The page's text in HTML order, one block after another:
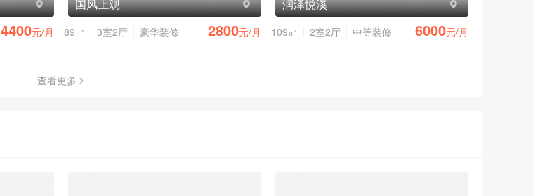
4400元/月
国风上观
89㎡ 3室2厅 豪华装修 2800元/月
润泽悦溪
109㎡ 2室2厅 中等装修 6000元/月
查看更多